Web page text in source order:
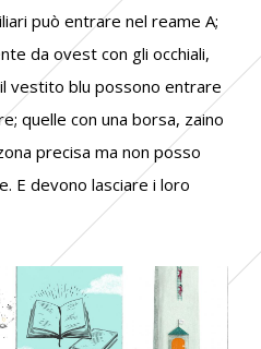
può entrare nel reame A;
da ovest con gli occhiali,
vestito blu possono entrare
quelle con una borsa, zaino
precisa ma non posso
E devono lasciare i loro